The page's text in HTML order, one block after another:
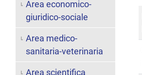
Area economico-
giuridico-sociale
Area medico-
sanitaria-veterinaria
Area scientifica